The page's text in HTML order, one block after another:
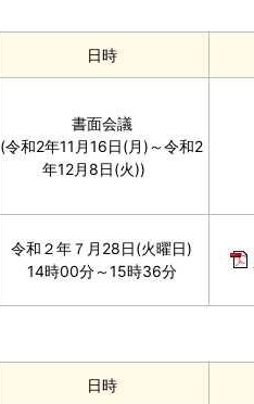
日時
書面会議
(令和2年11月16日(月)～令和2
年12月8日(火))
令和２年７月28日(火曜日)
14時00分～15時36分
日時